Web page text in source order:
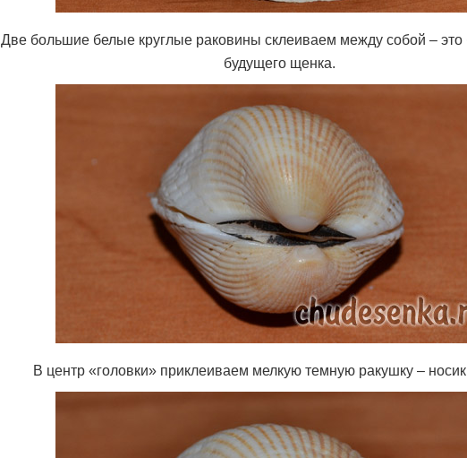
Две большие белые круглые раковины склеиваем между собой – это
будущего щенка.
В центр «головки» приклеиваем мелкую темную ракушку – носик